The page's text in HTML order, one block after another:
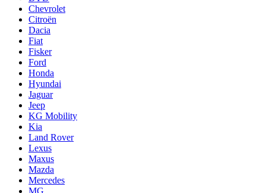
Chevrolet
Citroën
Dacia
Fiat
Fisker
Ford
Honda
Hyundai
Jaguar
Jeep
KG Mobility
Kia
Land Rover
Lexus
Maxus
Mazda
Mercedes
MG